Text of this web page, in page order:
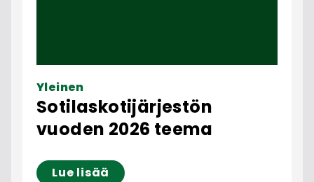
Yleinen
Sotilaskotijärjestön
vuoden 2026 teema
Lue lisää